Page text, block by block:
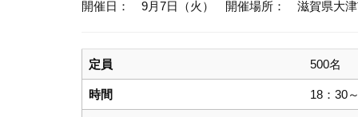
開催日： 9月7日（火） 開催場所： 滋賀県大
定員 500名
時間 18：30